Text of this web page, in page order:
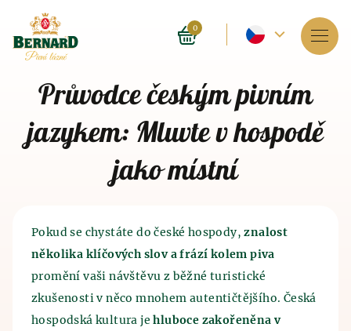
Aktuální
-
Český
0
Služby
O lázních
Rezervace
E-shop
BLOG
FAQ
Průvodce českým pivním
jazykem: Mluvte v hospodě
jako místní
Pokud se chystáte do české hospody,znalost
několika klíčových slov a frází kolem piva
promění vaši návštěvu z běžné turistické
zkušenosti v něco mnohem autentičtějšího. Česká
hospodská kultura jehluboce zakořeněna v
Historie pivních lázní
Lázně jako takové byly provozovány před 4 tisíci
lety v Indii. Blahodárné účinky, které má lázeňství
Historie výroby pivaa sladu
Historie výroby piva sahá do 7. tisíciletí před naším